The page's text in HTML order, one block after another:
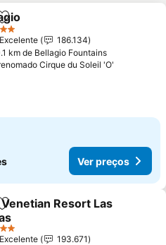
Adicionar aos favoritos
Excelente
186.134
km de Bellagio Fountains
Cirque du Soleil 'O'
Ver preços
Adicionar aos favoritos
Resort Las
Excelente
193.671